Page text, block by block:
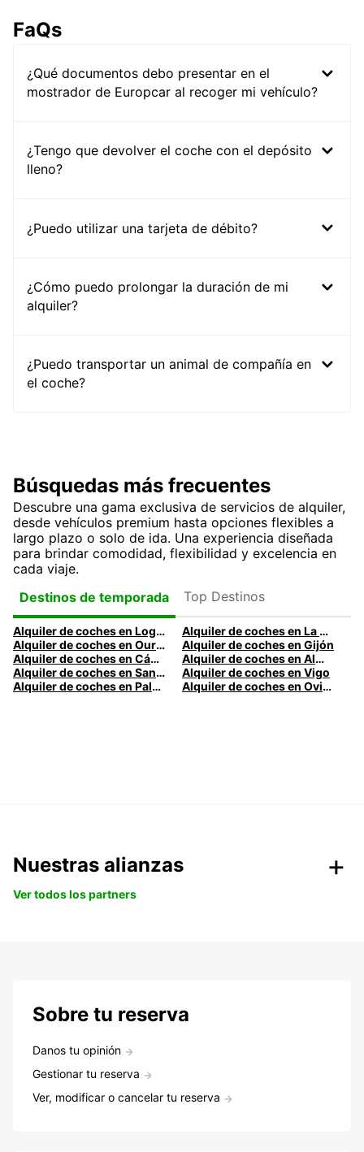
FaQs
¿Qué documentos debo presentar en el
mostrador de Europcar al recoger mi vehículo?
¿Tengo que devolver el coche con el depósito
lleno?
¿Puedo utilizar una tarjeta de débito?
¿Cómo puedo prolongar la duración de mi
alquiler?
¿Puedo transportar un animal de compañía en
el coche?
Búsquedas más frecuentes
Descubre una gama exclusiva de servicios de alquiler,
desde vehículos premium hasta opciones flexibles a
largo plazo o solo de ida. Una experiencia diseñada
para brindar comodidad, flexibilidad y excelencia en
cada viaje.
Destinos de temporada
Top Destinos
Alquiler de coches en Logroño
Alquiler de coches en La Coruña
Alquiler de coches en Ourense
Alquiler de coches en Gijón
Alquiler de coches en Cádiz
Alquiler de coches en Almería
Alquiler de coches en Santander
Alquiler de coches en Vigo
Alquiler de coches en Palma
Alquiler de coches en Oviedo
Nuestras alianzas
Ver todos los partners
Sobre tu reserva
Danos tu opinión
Gestionar tu reserva
Ver, modificar o cancelar tu reserva